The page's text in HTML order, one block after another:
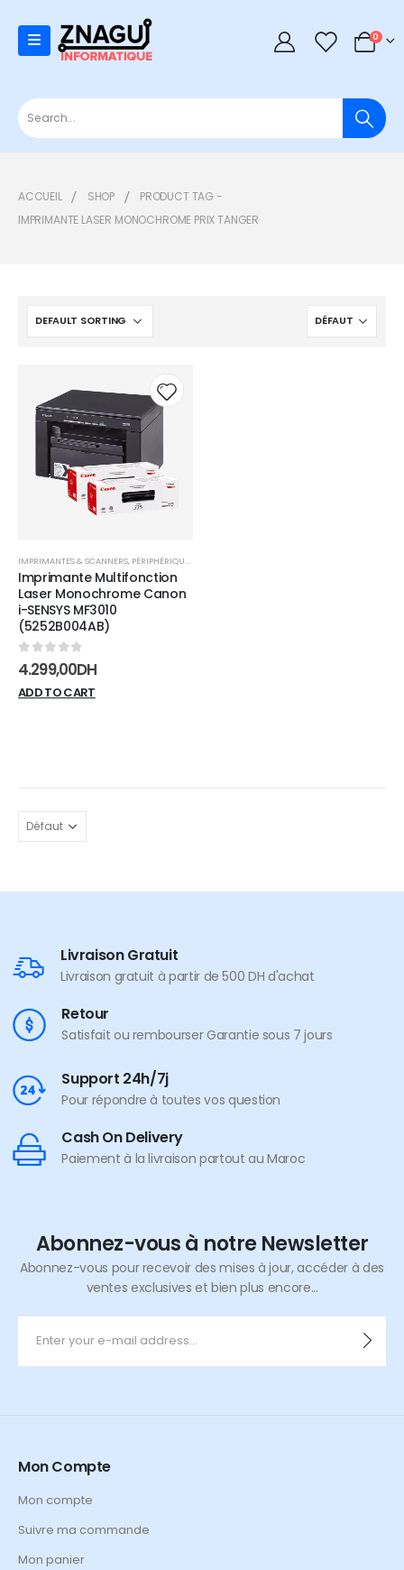
0 0
ACCUEIL SHOP
PRODUCT TAG -
IMPRIMANTE LASER MONOCHROME PRIX TANGER
Add to
IMPRIMANTES & SCANNERS, PÉRIPHÉRIQUES
Imprimante Multifonction
Laser Monochrome Canon
i-SENSYS MF3010
(5252B004AB)
0sur 5
4.299,00DH
ADD TO CART
Livraison Gratuit
Livraison gratuit à partir de 500 DH d'achat
Retour
Satisfait ou rembourser Garantie sous 7 jours
Support 24h/7j
Pour répondre à toutes vos question
Cash On Delivery
Paiement à la livraison partout au Maroc
Abonnez-vous à notre Newsletter
Abonnez-vous pour recevoir des mises à jour, accéder à des
ventes exclusives et bien plus encore...
Mon Compte
Mon compte
Suivre ma commande
Mon panier